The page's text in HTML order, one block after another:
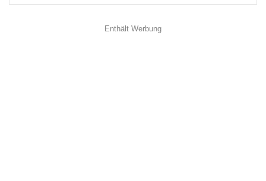
Enthält Werbung